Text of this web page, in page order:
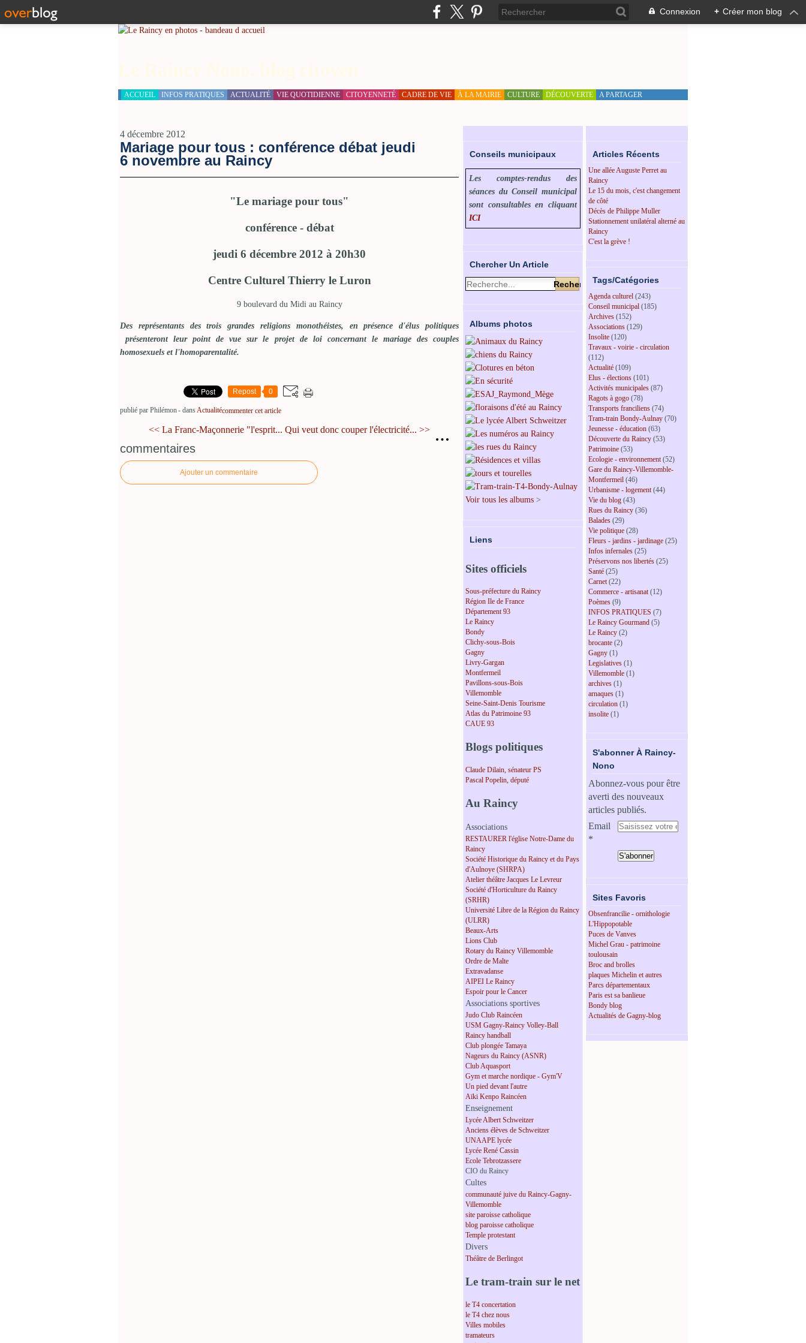
Connexion + Créer mon blog
ACCUEIL INFOS PRATIQUES ACTUALITÉ VIE QUOTIDIENNE CITOYENNETÉ CADRE DE VIE À LA MAIRIE CULTURE DÉCOUVERTE A PARTAGER
4 décembre 2012
Mariage pour tous : conférence débat jeudi
6 novembre au Raincy
"Le mariage pour tous"
conférence - débat
jeudi 6 décembre 2012 à 20h30
Centre Culturel Thierry le Luron
9 boulevard du Midi au Raincy
Des représentants des trois grandes religions monothéistes, en présence d'élus politiques
présenteront leur point de vue sur le projet de loi concernant le mariage des couples
homosexuels et l'homoparentalité.
Repost 0
publié par Philémon- dansActualitécommenter cet article
…
<< La Franc-Maçonnerie "l'esprit... Qui veut donc couper l'électricité... >>
commentaires
Ajouter un commentaire
Conseils municipaux
Les comptes-rendus des
séances du Conseil municipal
sont consultables en cliquant
ICI
Chercher Un Article
Albums photos
Voir tous les albums >
Liens
Sites officiels
Sous-préfecture du Raincy
Région Ile de France
Département 93
Le Raincy
Bondy
Clichy-sous-Bois
Gagny
Livry-Gargan
Montfermeil
Pavillons-sous-Bois
Villemomble
Seine-Saint-Denis Tourisme
Atlas du Patrimoine 93
CAUE 93
Blogs politiques
Claude Dilain, sénateur PS
Pascal Popelin, député
Au Raincy
Associations
RESTAURER l'église Notre-Dame du
Raincy
Société Historique du Raincy et du Pays
d'Aulnoye (SHRPA)
Atelier théâtre Jacques Le Levreur
Société d'Horticulture du Raincy
(SRHR)
Université Libre de la Région du Raincy
(ULRR)
Beaux-Arts
Lions Club
Rotary du Raincy Villemomble
Ordre de Malte
Extravadanse
AIPEI Le Raincy
Espoir pour le Cancer
Associations sportives
Judo Club Raincéen
USM Gagny-Raincy Volley-Ball
Raincy handball
Club plongée Tamaya
Nageurs du Raincy (ASNR)
Club Aquasport
Gym et marche nordique - Gym'V
Un pied devant l'autre
Aïki Kenpo Raincéen
Enseignement
Lycée Albert Schweitzer
Anciens élèves de Schweitzer
UNAAPE lycée
Lycée René Cassin
Ecole Tebrotzassere
CIO du Raincy
Cultes
communauté juive du Raincy-Gagny-
Villemomble
site paroisse catholique
blog paroisse catholique
Temple protestant
Divers
Théâtre de Berlingot
Le tram-train sur le net
le T4 concertation
le T4 chez nous
Villes mobiles
tramateurs
Articles Récents
Une allée Auguste Perret au
Raincy
Le 15 du mois, c'est changement
de côté
Décès de Philippe Muller
Stationnement unilatéral alterné au
Raincy
C'est la grève !
Tags/Catégories
Agenda culturel (243)
Conseil municipal (185)
Archives (152)
Associations (129)
Insolite (120)
Travaux - voirie - circulation
(112)
Actualité (109)
Elus - élections (101)
Activités municipales (87)
Ragots à gogo (78)
Transports franciliens (74)
Tram-train Bondy-Aulnay (70)
Jeunesse - éducation (63)
Découverte du Raincy (53)
Patrimoine (53)
Ecologie - environnement(52)
Gare du Raincy-Villemomble-
Montfermeil (46)
Urbanisme - logement(44)
Vie du blog (43)
Rues du Raincy (36)
Balades (29)
Vie politique (28)
Fleurs - jardins - jardinage (25)
Infos infernales (25)
Préservons nos libertés (25)
Santé (25)
Carnet(22)
Commerce - artisanat(12)
Poèmes (9)
INFOS PRATIQUES (7)
Le Raincy Gourmand (5)
Le Raincy (2)
brocante (2)
Gagny (1)
Legislatives (1)
Villemomble (1)
archives (1)
arnaques (1)
circulation (1)
insolite (1)
S'abonner À Raincy-
Nono
Abonnez-vous pour être
averti des nouveaux
articles publiés.
Email
Sites Favoris
Obsenfrancilie - ornithologie
L'Hippopotable
Puces de Vanves
Michel Grau - patrimoine
toulousain
Broc and brolles
plaques Michelin et autres
Parcs départementaux
Paris est sa banlieue
Bondy blog
Actualités de Gagny-blog